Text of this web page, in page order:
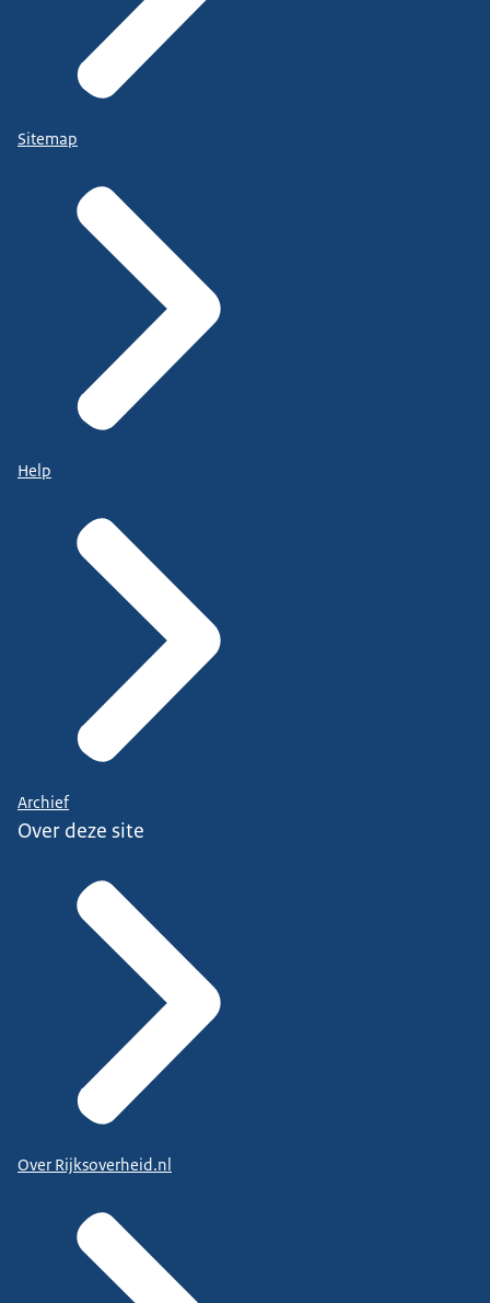
Sitemap
Help
Archief
Over deze site
Over Rijksoverheid.nl